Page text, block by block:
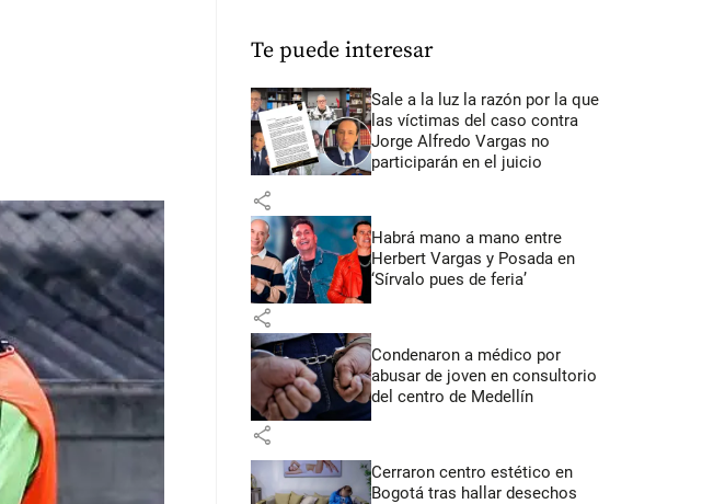
Te puede interesar
Sale a la luz la razón por la que
las víctimas del caso contra
Jorge Alfredo Vargas no
participarán en el juicio
share
Habrá mano a mano entre
Herbert Vargas y Posada en
‘Sírvalo pues de feria’
share
Condenaron a médico por
abusar de joven en consultorio
del centro de Medellín
share
Cerraron centro estético en
Bogotá tras hallar desechos